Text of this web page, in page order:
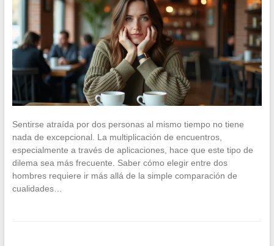
Sentirse atraída por dos personas al mismo tiempo no tiene
nada de excepcional. La multiplicación de encuentros,
especialmente a través de aplicaciones, hace que este tipo de
dilema sea más frecuente. Saber cómo elegir entre dos
hombres requiere ir más allá de la simple comparación de
cualidades…